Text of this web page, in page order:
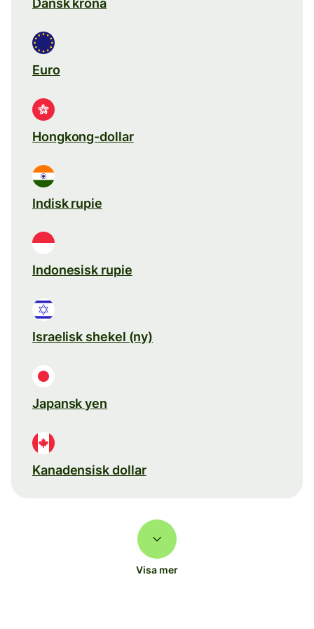
Dansk krona
Euro
Hongkong-dollar
Indisk rupie
Indonesisk rupie
Israelisk shekel (ny)
Japansk yen
Kanadensisk dollar
Visa mer